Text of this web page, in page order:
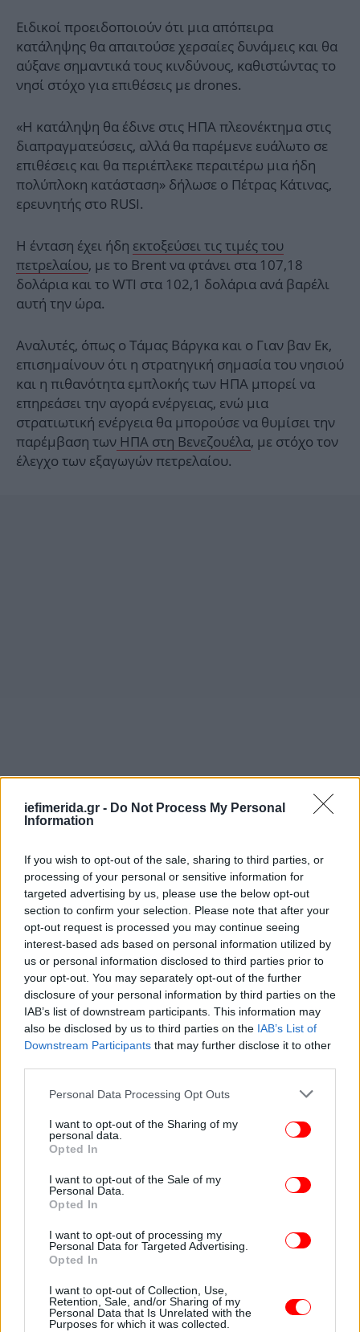
iefimerida.gr - Do Not Process My Personal
Information
If you wish to opt-out of the sale, sharing to third parties, or
processing of your personal or sensitive information for
targeted advertising by us, please use the below opt-out
section to confirm your selection. Please note that after your
opt-out request is processed you may continue seeing
interest-based ads based on personal information utilized by
us or personal information disclosed to third parties prior to
your opt-out. You may separately opt-out of the further
disclosure of your personal information by third parties on the
IAB’s list of downstream participants. This information may
also be disclosed by us to third parties on the IAB’s List of
Downstream Participants that may further disclose it to other
Please note that this website/app uses one or more Google
not limited to your visit or usage behaviour. You may click to
grant or deny consent to Google and its third-party tags to
use your data for below specified purposes in below Google
consent section.
Personal Data Processing Opt Outs
I want to opt-out of the Sharing of my
personal data.
Opted In
I want to opt-out of the Sale of my
Personal Data.
Opted In
I want to opt-out of processing my
Personal Data for Targeted Advertising.
Opted In
I want to opt-out of Collection, Use,
Retention, Sale, and/or Sharing of my
Personal Data that Is Unrelated with the
Purposes for which it was collected.
Ειδικοί προειδοποιούν ότι μια απόπειρα
κατάληψης θα απαιτούσε χερσαίες δυνάμεις και θα
αύξανε σημαντικά τους κινδύνους, καθιστώντας το
νησί στόχο για επιθέσεις με drones.
«Η κατάληψη θα έδινε στις ΗΠΑ πλεονέκτημα στις
διαπραγματεύσεις, αλλά θα παρέμενε ευάλωτο σε
επιθέσεις και θα περιέπλεκε περαιτέρω μια ήδη
πολύπλοκη κατάσταση» δήλωσε ο Πέτρας Κάτινας,
ερευνητής στο RUSI.
Η ένταση έχει ήδη εκτοξεύσει τις τιμές του
πετρελαίου, με το Brent να φτάνει στα 107,18
δολάρια και το WTI στα 102,1 δολάρια ανά βαρέλι
αυτή την ώρα.
Αναλυτές, όπως ο Τάμας Βάργκα και ο Γιαν βαν Εκ,
επισημαίνουν ότι η στρατηγική σημασία του νησιού
και η πιθανότητα εμπλοκής των ΗΠΑ μπορεί να
επηρεάσει την αγορά ενέργειας, ενώ μια
στρατιωτική ενέργεια θα μπορούσε να θυμίσει την
παρέμβαση των ΗΠΑ στη Βενεζουέλα, με στόχο τον
έλεγχο των εξαγωγών πετρελαίου.
Ελλοχεύουν κίνδυνοι
Ο Μαρκ Γκούσταφσον, πρώην επικεφαλής του
Επιχειρησιακού Κέντρου του Λευκού Οίκου, τόνισε
γεμάτη κινδύνους, θα απαιτούσε παρουσία
στρατευμάτων και θα μπορούσε να οδηγήσει την
προστατεύσει τον αγωγό. Παράλληλα, οι ΗΠΑ θα
μπορούσαν να διεκδικήσουν στρατηγικό
πλεονέκτημα, ενισχύοντας τη διαπραγματευτική
τους θέση απέναντι στο Ιράν.